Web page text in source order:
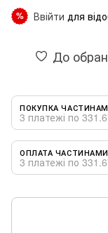
% Ввійти для
До
ПОКУПКА
3 платежі по
ОПЛАТА ЧАСТИНАМИ
3 платежі по